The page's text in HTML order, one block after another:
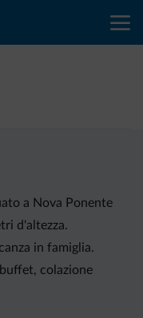
a Nova Ponente
d'altezza.
in famiglia.
colazione